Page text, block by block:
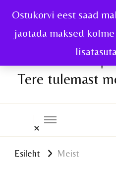
Ostukorvi eest saad
jaotada maksed
Tere tulemast
Esileht Meist